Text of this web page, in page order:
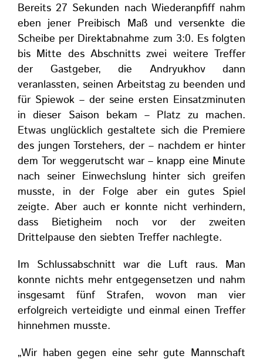
Bereits 27 Sekunden nach Wiederanpfiff nahm
eben jener Preibisch Maß und versenkte die
Scheibe per Direktabnahme zum 3:0. Es folgten
bis Mitte des Abschnitts zwei weitere Treffer
der Gastgeber, die Andryukhov dann
veranlassten, seinen Arbeitstag zu beenden und
für Spiewok – der seine ersten Einsatzminuten
in dieser Saison bekam – Platz zu machen.
Etwas unglücklich gestaltete sich die Premiere
des jungen Torstehers, der – nachdem er hinter
dem Tor weggerutscht war – knapp eine Minute
nach seiner Einwechslung hinter sich greifen
musste, in der Folge aber ein gutes Spiel
zeigte. Aber auch er konnte nicht verhindern,
dass Bietigheim noch vor der zweiten
Drittelpause den siebten Treffer nachlegte.
Im Schlussabschnitt war die Luft raus. Man
konnte nichts mehr entgegensetzen und nahm
insgesamt fünf Strafen, wovon man vier
erfolgreich verteidigte und einmal einen Treffer
hinnehmen musste.
„Wir haben gegen eine sehr gute Mannschaft